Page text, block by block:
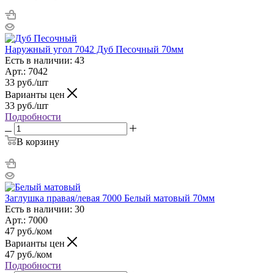
Наружный угол 7042 Дуб Песочный 70мм
Есть в наличии: 43
Арт.: 7042
33 руб./шт
Варианты цен
33 руб./шт
Подробности
В корзину
Заглушка правая/левая 7000 Белый матовый 70мм
Есть в наличии: 30
Арт.: 7000
47 руб./ком
Варианты цен
47 руб./ком
Подробности